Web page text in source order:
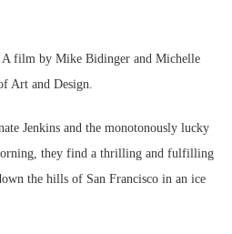
film by Mike Bidinger and Michelle
Art and Design.
Jenkins and the monotonously lucky
they find a thrilling and fulfilling
the hills of San Francisco in an ice